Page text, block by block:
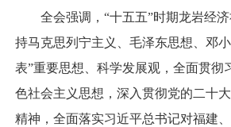
全会强调，“十五五”时期龙岩经济
持马克思列宁主义、毛泽东思想、邓
表”重要思想、科学发展观，全面贯彻
色社会主义思想，深入贯彻党的二十
精神，全面落实习近平总书记对福建